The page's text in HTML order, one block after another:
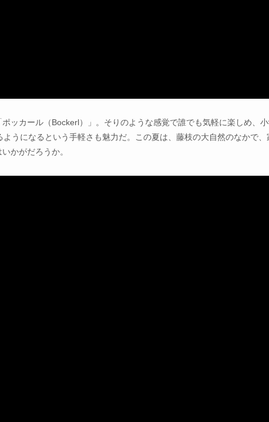
ッカール（Bockerl）」。そりのような感覚で誰でも気軽に楽しめ、小
うになるという手軽さも魅力だ。この夏は、藤枝の大自然のなかで、
かがだろうか。